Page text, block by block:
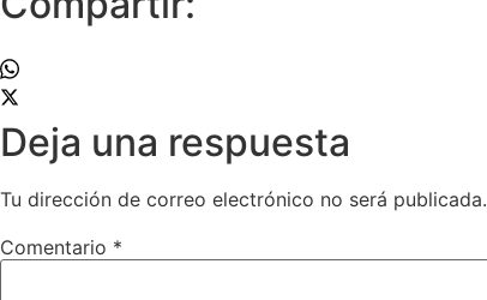
Deja una respuesta
Tu dirección de correo electrónico no será publicada.
Comentario *